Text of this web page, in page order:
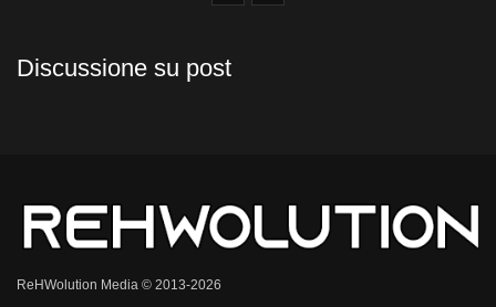
Discussione su post
ReHWolution Media © 2013-2026